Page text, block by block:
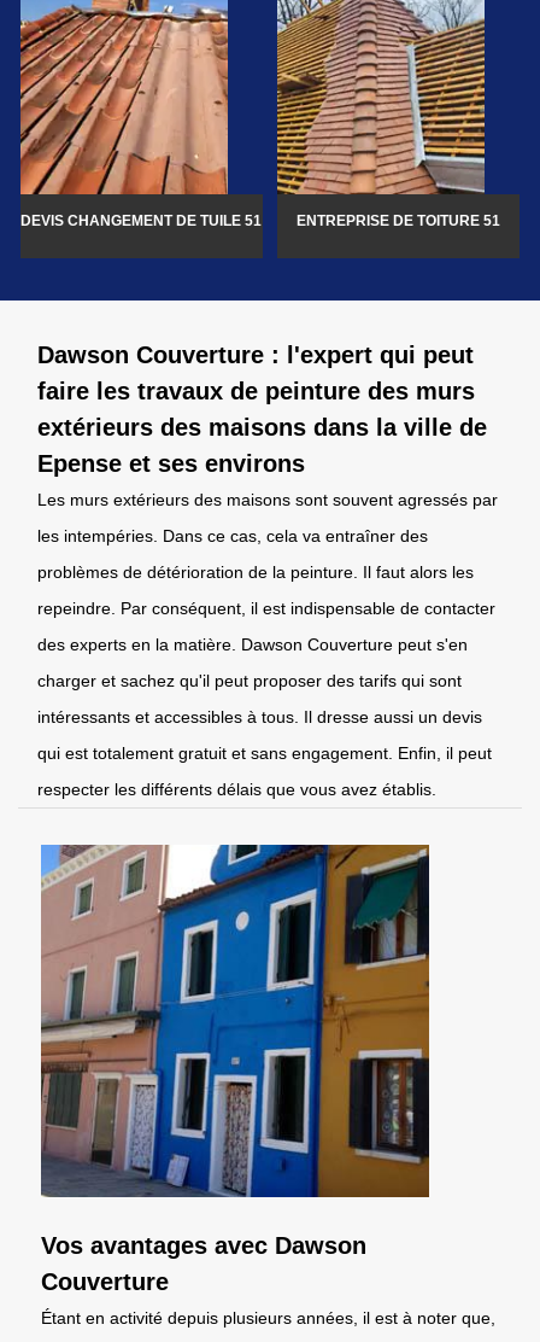
DEVIS CHANGEMENT DE TUILE 51 ENTREPRISE DE TOITURE 51
Dawson Couverture : l'expert qui peut
faire les travaux de peinture des murs
extérieurs des maisons dans la ville de
Epense et ses environs
Les murs extérieurs des maisons sont souvent agressés par
les intempéries. Dans ce cas, cela va entraîner des
problèmes de détérioration de la peinture. Il faut alors les
repeindre. Par conséquent, il est indispensable de contacter
des experts en la matière. Dawson Couverture peut s'en
charger et sachez qu'il peut proposer des tarifs qui sont
intéressants et accessibles à tous. Il dresse aussi un devis
qui est totalement gratuit et sans engagement. Enfin, il peut
respecter les différents délais que vous avez établis.
Vos avantages avec Dawson
Couverture
Étant en activité depuis plusieurs années, il est à noter que,